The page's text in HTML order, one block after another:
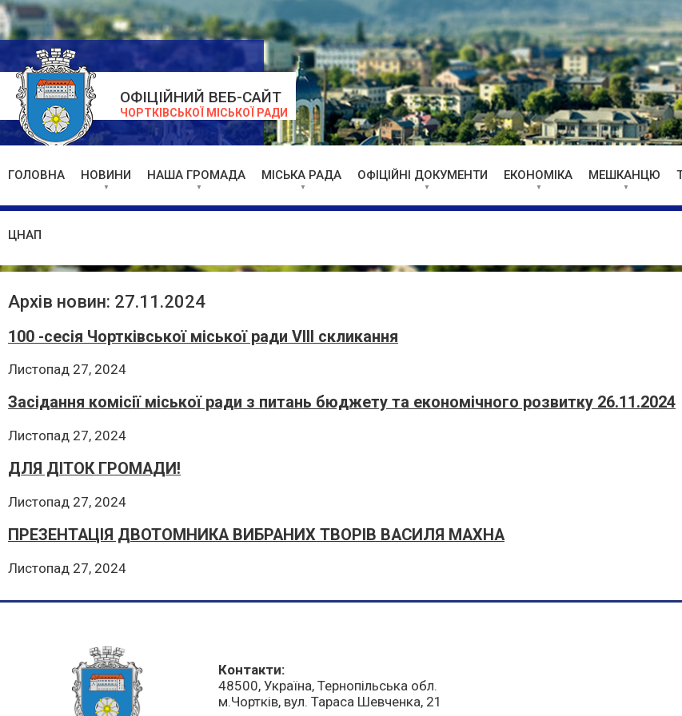
ОФІЦІЙНИЙ ВЕБ-САЙТ
ЧОРТКІВСЬКОЇ МІСЬКОЇ РАДИ
ГОЛОВНА НОВИНИ НАША ГРОМАДА МІСЬКА РАДА ОФІЦІЙНІ ДОКУМЕНТИ ЕКОНОМІКА МЕШКАНЦЮ
ЦНАП
Архів новин: 27.11.2024
100 -сесія Чортківської міської ради VIII скликання
Листопад 27, 2024
Засідання комісії міської ради з питань бюджету та економічного розвитку 26.11.2024
Листопад 27, 2024
ДЛЯ ДІТОК ГРОМАДИ!
Листопад 27, 2024
ПРЕЗЕНТАЦІЯ ДВОТОМНИКА ВИБРАНИХ ТВОРІВ ВАСИЛЯ МАХНА
Листопад 27, 2024
Контакти:
48500, Україна, Тернопільська обл.
м.Чортків, вул. Тараса Шевченка, 21